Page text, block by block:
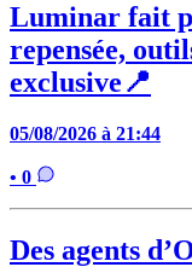
Luminar fait
repensée,
exclusive📍
05/08/2026 à 21:44
• 0
Des agents